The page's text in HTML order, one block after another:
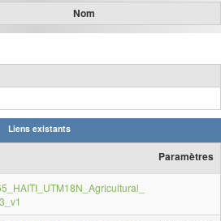
Nom
Liens existants
Paramètres